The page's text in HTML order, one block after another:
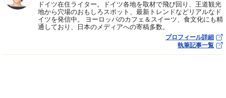
ドイツ在住ライター。ドイツ各地を取材で飛び回り、王道観光
地から穴場のおもしろスポット、最新トレンドなどリアルなド
イツを発信中。 ヨーロッパのカフェ＆スイーツ、食文化にも精
通しており、日本のメディアへの寄稿多数。
プロフィール詳細
執筆記事一覧